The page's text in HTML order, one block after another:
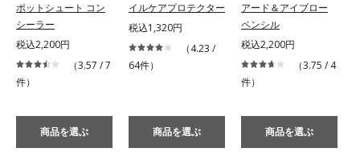
ポットシュート コン
シーラー
税込2,200円
（3.57 / 7
件）
商品を選ぶ
イルケアプロテクター
税込1,320円
（4.23 /
64件）
商品を選ぶ
アード＆アイブロー
ペンシル
税込2,200円
（3.75 / 4
件）
商品を選ぶ